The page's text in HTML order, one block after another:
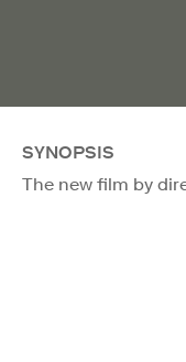
SYNOPSIS
The new film by